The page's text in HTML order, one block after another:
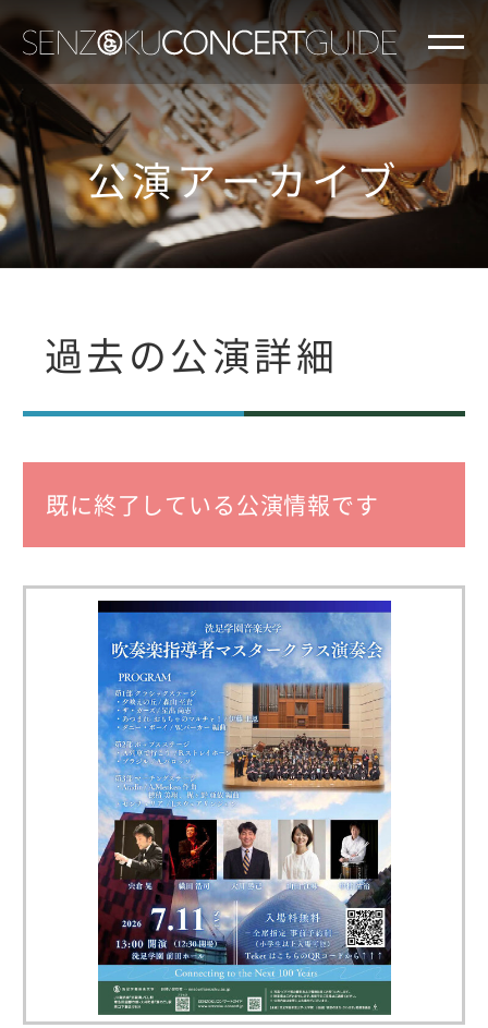
公演アーカイブ
過去の公演詳細
既に終了している公演情報です